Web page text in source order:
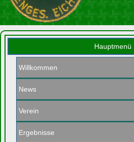
Hauptmenü
Willkommen
News
Verein
Ergebnisse